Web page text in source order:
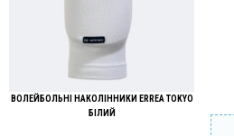
ВОЛЕЙБОЛЬНІ НАКОЛІННИКИ ERREA TOKYO
БІЛИЙ